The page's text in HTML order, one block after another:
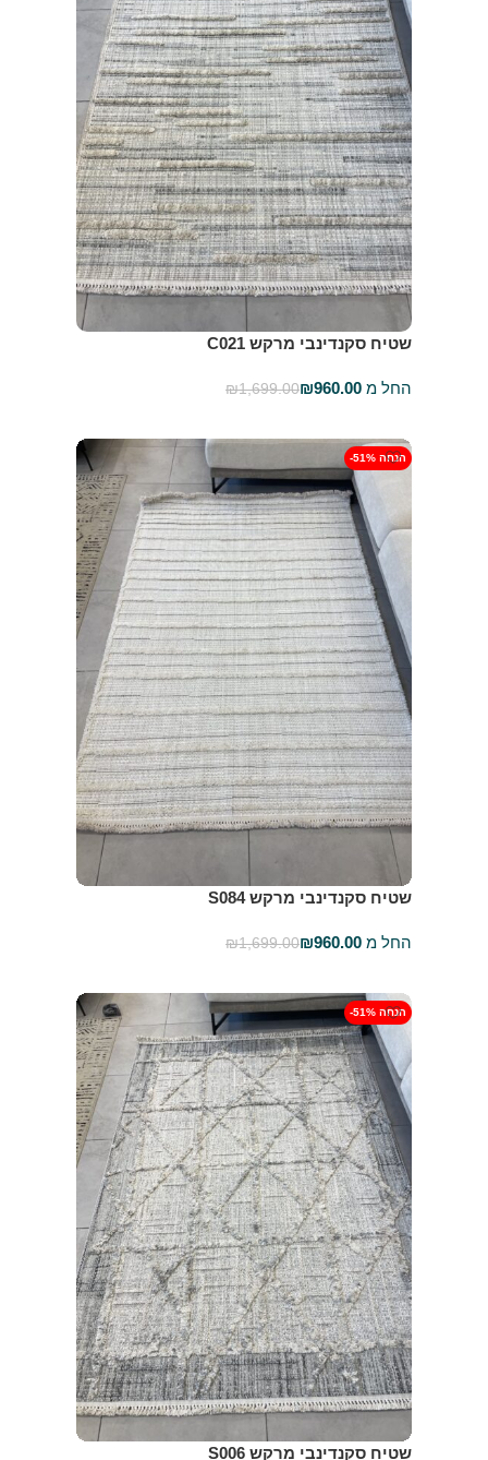
שטיח סקנדינבי מרקש C021
החל מ ₪960.00
₪1,699.00
-51% הנחה
שטיח סקנדינבי מרקש S084
החל מ ₪960.00
₪1,699.00
-51% הנחה
שטיח סקנדינבי מרקש S006